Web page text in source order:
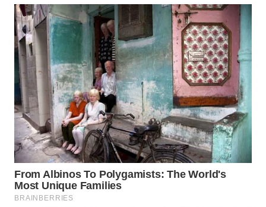
PADANG
LAWAS
SUMEDANG
WN
CIANJUR
WN
KEPULAUAN
SERIBU
WN